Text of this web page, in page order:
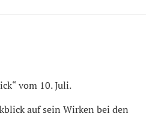
vom 10. Juli.
auf sein Wirken bei den